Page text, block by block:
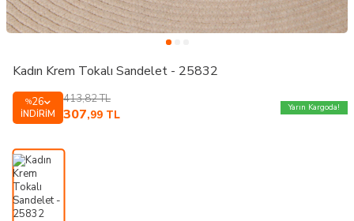
Kadın Krem Tokalı Sandelet - 25832
%26
İNDIRIM
413,82TL
307,99 TL
Yarın Kargoda!